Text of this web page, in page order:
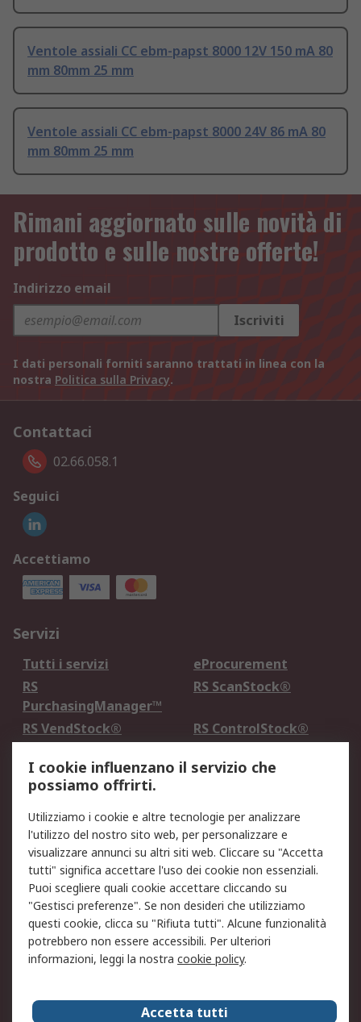
Ventole assiali CC ebm-papst 8000 12V 150 mA 80
mm 80mm 25 mm
Ventole assiali CC ebm-papst 8000 24V 86 mA 80
mm 80mm 25 mm
Rimani aggiornato sulle novità di
prodotto e sulle nostre offerte!
Indirizzo email
Iscriviti
I dati personali forniti saranno trattati in linea con la
nostra Politica sulla Privacy.
Contattaci
02.66.058.1
Seguici
Accettiamo
Servizi
Tutti i servizi
eProcurement
RS
PurchasingManager™
RS ScanStock®
RS VendStock®
RS ControlStock®
Legale
Informativa Cookie
Informativa Privacy -
Aggiornata
Email Security
Termini d'uso
Condizioni di vendita
Condizioni generali di
servizio
Etica e responsabilità
Chi Siamo
Chi Siamo
Contattaci
I cookie influenzano il servizio che
possiamo offrirti.
Utilizziamo i cookie e altre tecnologie per analizzare
l'utilizzo del nostro sito web, per personalizzare e
visualizzare annunci su altri siti web. Cliccare su "Accetta
tutti" significa accettare l'uso dei cookie non essenziali.
Puoi scegliere quali cookie accettare cliccando su
"Gestisci preferenze". Se non desideri che utilizziamo
questi cookie, clicca su "Rifiuta tutti". Alcune funzionalità
potrebbero non essere accessibili. Per ulteriori
informazioni, leggi la nostra cookie policy.
Accetta tutti